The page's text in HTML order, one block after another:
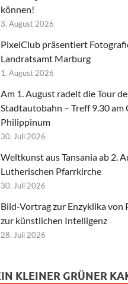
können!
3. August 2026
PixelClub präsentiert
Landratsamt Marburg
1. August 2026
Am 1. August radelt die Tour
Stadtautobahn – Treff 9.30 am
Philippinum
30. Juli 2026
Weltkunst aus Tansania ab 2.
Lutherischen Pfarrkirche
30. Juli 2026
Bild-Vortrag zur Enzyklika von
zur künstlichen Intelligenz
28. Juli 2026
KLEINER GRÜNER